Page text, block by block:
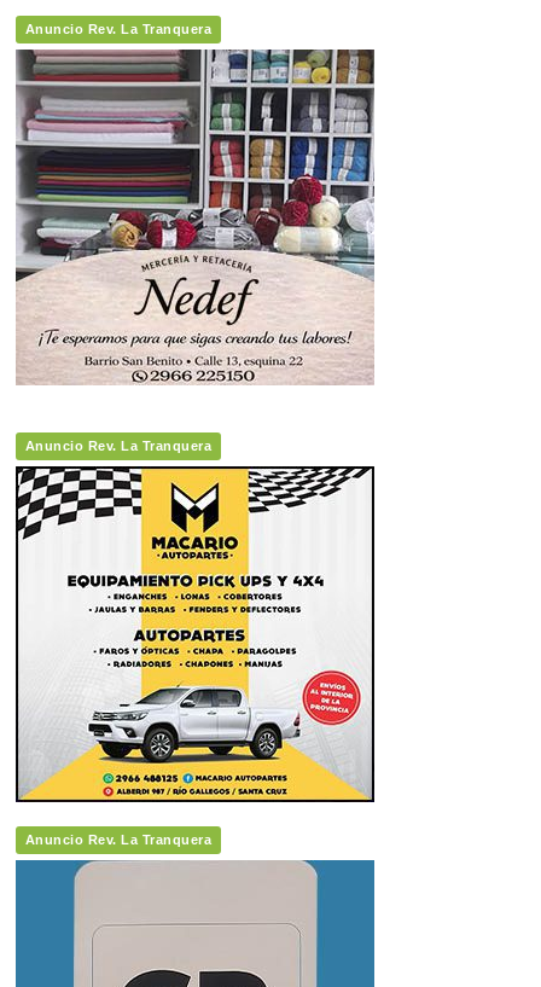
Anuncio Rev. La Tranquera
Anuncio Rev. La Tranquera
Anuncio Rev. La Tranquera